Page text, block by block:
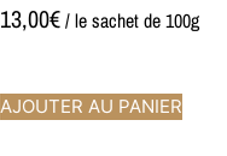
13,00€/ le sachet de 100g
AJOUTER AU PANIER